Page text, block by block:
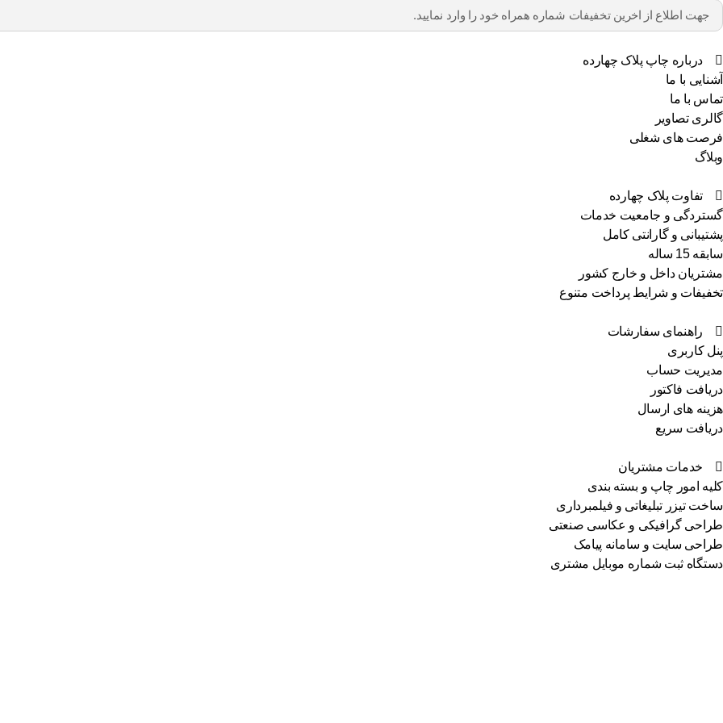
درباره چاپ پلاک چهارده
آشنایی با ما
تماس با ما
گالری تصاویر
فرصت های شغلی
وبلاگ
تفاوت پلاک چهارده
گستردگی و جامعیت خدمات
پشتیبانی و گارانتی کامل
سابقه 15 ساله
مشتریان داخل و خارج کشور
تخفیفات و شرایط پرداخت متنوع
راهنمای سفارشات
پنل کاربری
مدیریت حساب
دریافت فاکتور
هزینه های ارسال
دریافت سریع
خدمات مشتریان
کلیه امور چاپ و بسته بندی
ساخت تیزر تبلیغاتی و فیلمبرداری
طراحی گرافیکی و عکاسی صنعتی
طراحی سایت و سامانه پیامک
دستگاه ثبت شماره موبایل مشتری